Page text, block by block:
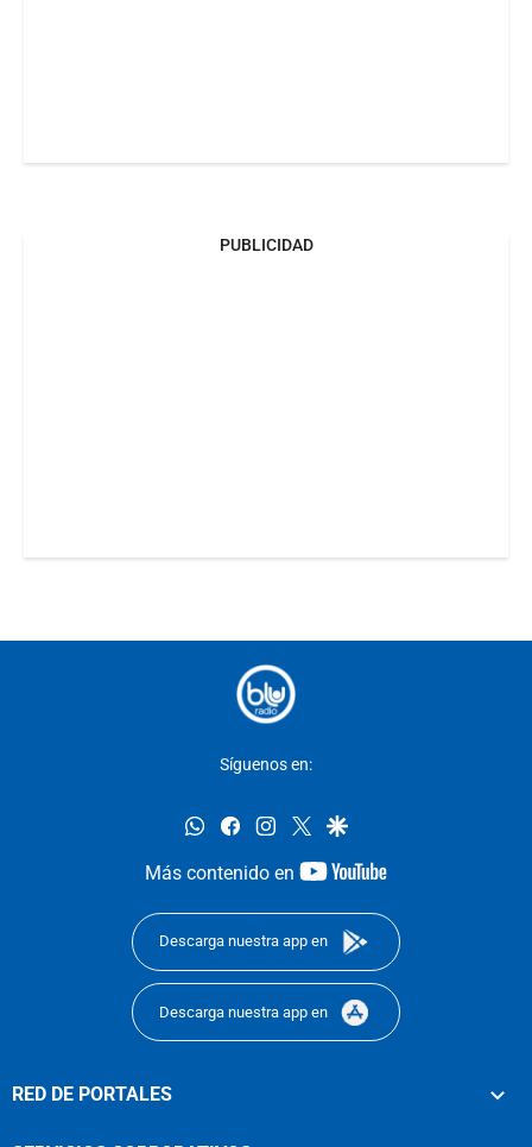
PUBLICIDAD
Síguenos en:
whatsappfacebookinstagram
twittergoogle
Más contenido en
youtube-
Descarga nuestra app en
Descarga nuestra app en
RED DE PORTALES